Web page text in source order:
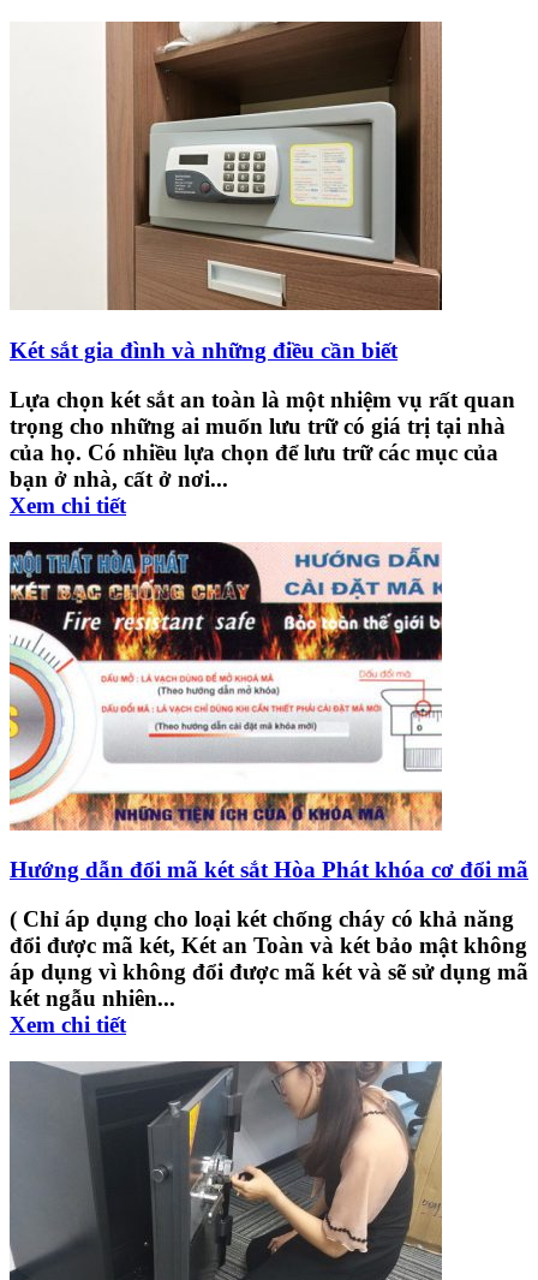
Két sắt gia đình và những điều cần biết
Lựa chọn két sắt an toàn là một nhiệm vụ rất quan
trọng cho những ai muốn lưu trữ có giá trị tại nhà
của họ. Có nhiều lựa chọn để lưu trữ các mục của
bạn ở nhà, cất ở nơi...
Xem chi tiết
Hướng dẫn đổi mã két sắt Hòa Phát khóa cơ đổi mã
( Chỉ áp dụng cho loại két chống cháy có khả năng
đổi được mã két, Két an Toàn và két bảo mật không
áp dụng vì không đổi được mã két và sẽ sử dụng mã
két ngẫu nhiên...
Xem chi tiết